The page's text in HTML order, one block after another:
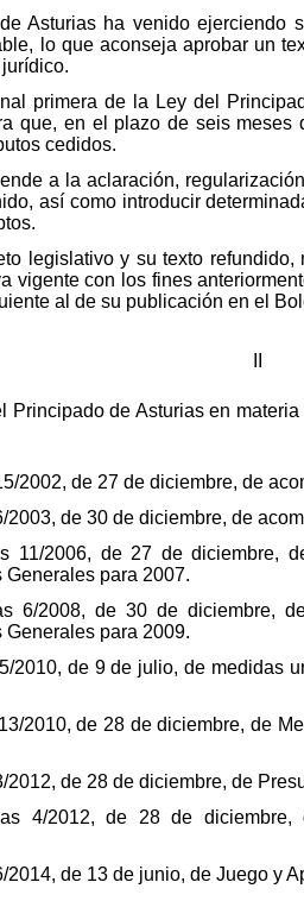
Asturias ha venido ejerciendo
lo que aconseja aprobar un
primera de la Ley del
que, en el plazo de seis
cedidos.
a la aclaración,
así como introducir
legislativo y su texto
vigente con los fines
al de su publicación en el
Principado de Asturias en
2002, de 27 de diciembre, de
de 30 de diciembre, de
11/2006, de 27 de diciembre,
para 2007.
6/2008, de 30 de diciembre,
para 2009.
2010, de 9 de julio, de medidas
2010, de 28 de diciembre, de
de 28 de diciembre, de
4/2012, de 28 de
de 13 de junio, de Juego y